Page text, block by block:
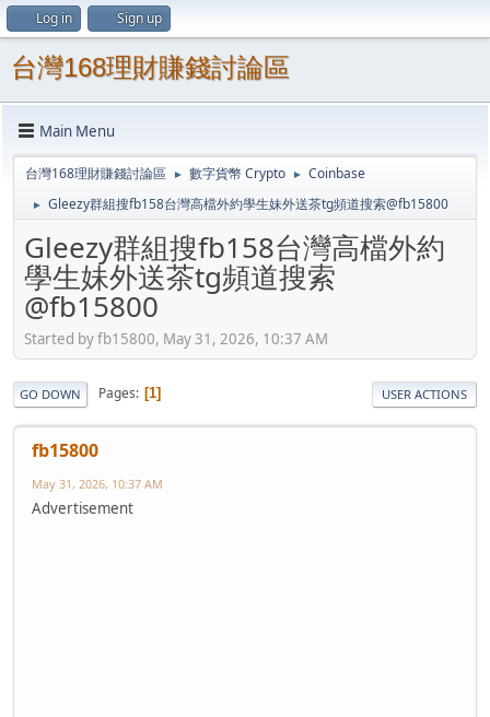
Log in Sign up
台灣168理財賺錢討論區
Main Menu
台灣168理財賺錢討論區 ► 數字貨幣 Crypto ► Coinbase
► Gleezy群組搜fb158台灣高檔外約學生妹外送茶tg頻道搜索@fb15800
Gleezy群組搜fb158台灣高檔外約
學生妹外送茶tg頻道搜索
@fb15800
Started by fb15800, May 31, 2026, 10:37 AM
GO DOWN Pages 1 USER ACTIONS
fb15800
May 31, 2026, 10:37 AM
Advertisement